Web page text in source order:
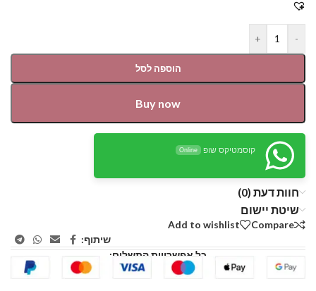
-
+
הוספה לסל
Buy now
קוסמטיקס שופ Online
חוות דעת (0)
שיטת יישום
Compare
Add to wishlist
שיתוף:
כל אפשרויות התשלום: